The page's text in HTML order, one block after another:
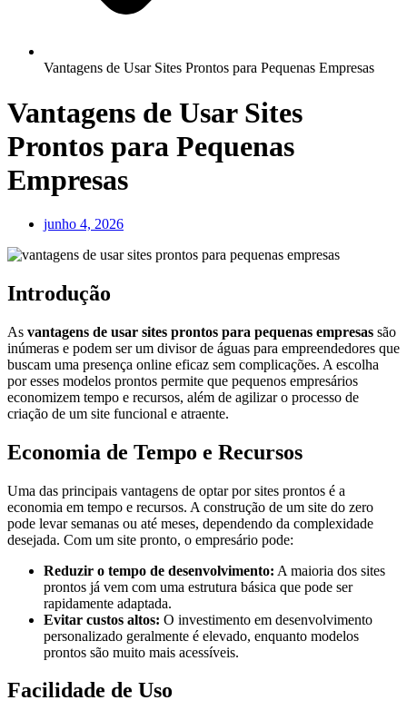
Vantagens de Usar Sites Prontos para Pequenas Empresas
Vantagens de Usar Sites
Prontos para Pequenas
Empresas
junho 4, 2026
Introdução
As vantagens de usar sites prontos para pequenas empresas são
inúmeras e podem ser um divisor de águas para empreendedores que
buscam uma presença online eficaz sem complicações. A escolha
por esses modelos prontos permite que pequenos empresários
economizem tempo e recursos, além de agilizar o processo de
criação de um site funcional e atraente.
Economia de Tempo e Recursos
Uma das principais vantagens de optar por sites prontos é a
economia em tempo e recursos. A construção de um site do zero
pode levar semanas ou até meses, dependendo da complexidade
desejada. Com um site pronto, o empresário pode:
Reduzir o tempo de desenvolvimento: A maioria dos sites
prontos já vem com uma estrutura básica que pode ser
rapidamente adaptada.
Evitar custos altos: O investimento em desenvolvimento
personalizado geralmente é elevado, enquanto modelos
prontos são muito mais acessíveis.
Facilidade de Uso